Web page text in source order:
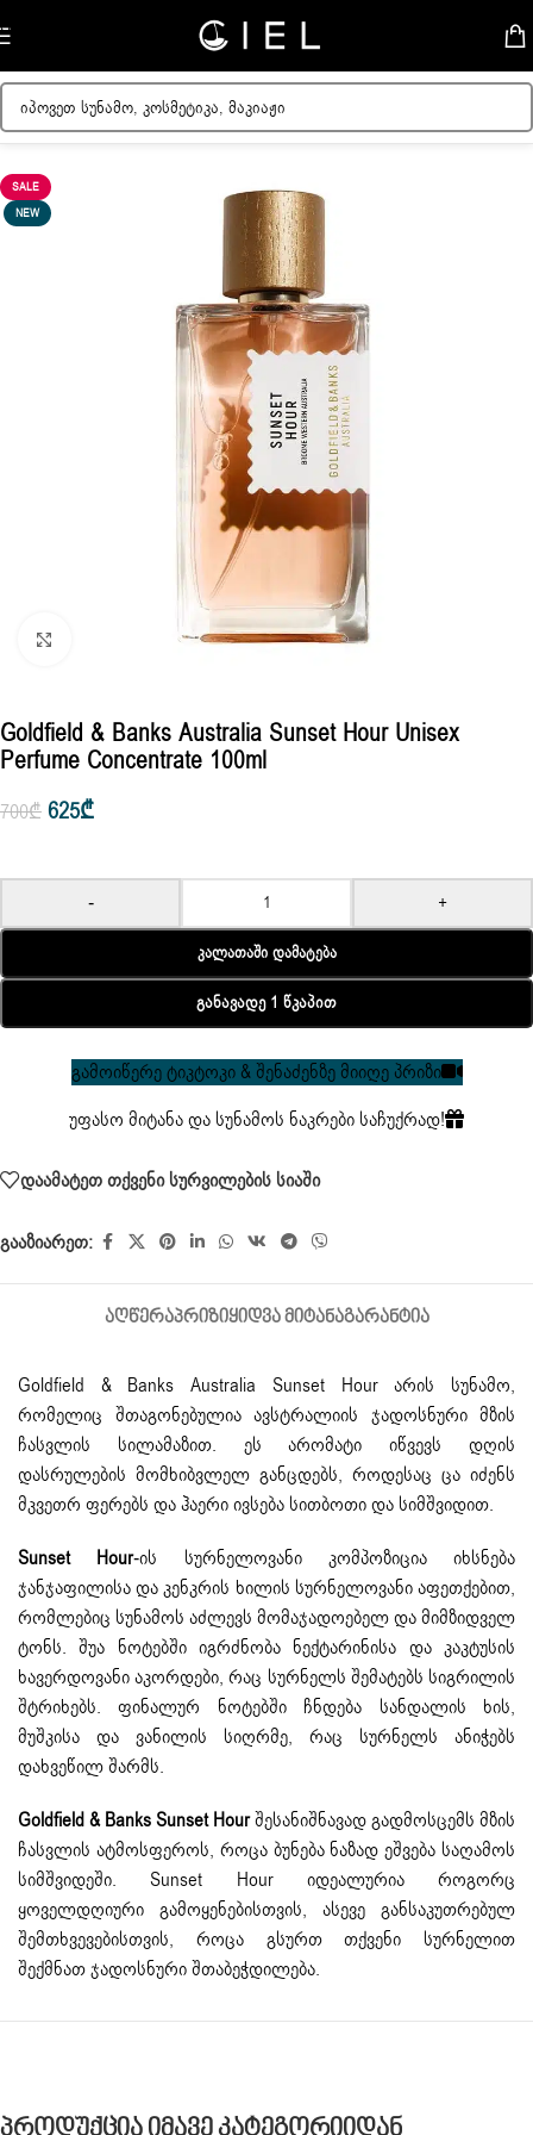
Skip to navigation
მთავარი/უნისექსი სუნამო
SALE
NEW
Goldfield & Banks Australia Sunset Hour Unisex
Perfume Concentrate 100ml
700₾ 625₾
- +
Კალათაში Დამატება
Განავადე 1 Წკაპით
გამოიწერე ტიკტოკი & შენაძენზე მიიღე პრიზი
უფასო მიტანა და სუნამოს ნაკრები საჩუქრად!
დაამატეთ თქვენი სურვილების სიაში
გააზიარეთ:
ᲐᲦᲬᲔᲠᲐᲞᲠᲘᲖᲘᲧᲘᲓᲕᲐ ᲛᲘᲢᲐᲜᲐᲒᲐᲠᲐᲜᲢᲘᲐ
Goldfield & Banks Australia Sunset Hour არის სუნამო,
რომელიც შთაგონებულია ავსტრალიის ჯადოსნური მზის
ჩასვლის სილამაზით. ეს არომატი იწვევს დღის
დასრულების მომხიბვლელ განცდებს, როდესაც ცა იძენს
მკვეთრ ფერებს და ჰაერი ივსება სითბოთი და სიმშვიდით.
Sunset Hour-ის სურნელოვანი კომპოზიცია იხსნება
ჯანჯაფილისა და კენკრის ხილის სურნელოვანი აფეთქებით,
რომლებიც სუნამოს აძლევს მომაჯადოებელ და მიმზიდველ
ტონს. შუა ნოტებში იგრძნობა ნექტარინისა და კაკტუსის
ხავერდოვანი აკორდები, რაც სურნელს შემატებს სიგრილის
შტრიხებს. ფინალურ ნოტებში ჩნდება სანდალის ხის,
მუშკისა და ვანილის სიღრმე, რაც სურნელს ანიჭებს
დახვეწილ შარმს.
Goldfield & Banks Sunset Hourშესანიშნავად გადმოსცემს მზის
ჩასვლის ატმოსფეროს, როცა ბუნება ნაზად ეშვება საღამოს
სიმშვიდეში. Sunset Hour იდეალურია როგორც
ყოველდღიური გამოყენებისთვის, ასევე განსაკუთრებულ
შემთხვევებისთვის, როცა გსურთ თქვენი სურნელით
შექმნათ ჯადოსნური შთაბეჭდილება.